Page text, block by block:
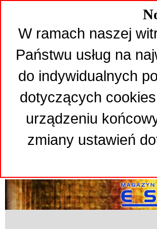
W ramach naszej
Państwu usług na
do indywidualnych
dotyczących
urządzeniu
zmiany ustawień